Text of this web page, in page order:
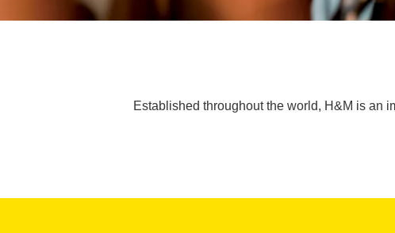
Established throughout the world, H&M is an